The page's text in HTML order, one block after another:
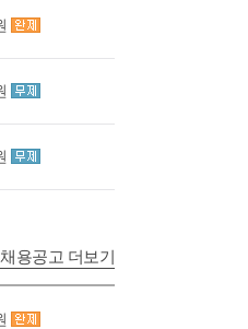
용공고 더보기